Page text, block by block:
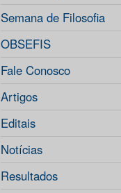
Semana de Filosofia
OBSEFIS
Fale Conosco
Artigos
Editais
Notícias
Resultados